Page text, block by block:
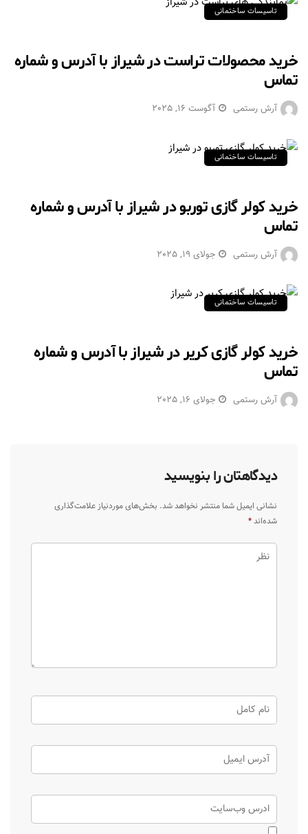
تاسیسات ساختمانی
خرید محصولات تراست در شیراز با آدرس و شماره
تماس
آرش رستمی آگوست 16, 2025
تاسیسات ساختمانی
خرید کولر گازی توربو در شیراز با آدرس و شماره
تماس
آرش رستمی جولای 19, 2025
تاسیسات ساختمانی
خرید کولر گازی کریر در شیراز با آدرس و شماره
تماس
آرش رستمی جولای 16, 2025
دیدگاهتان را بنویسید
نشانی ایمیل شما منتشر نخواهد شد. بخش‌های موردنیاز علامت‌گذاری
شده‌اند*